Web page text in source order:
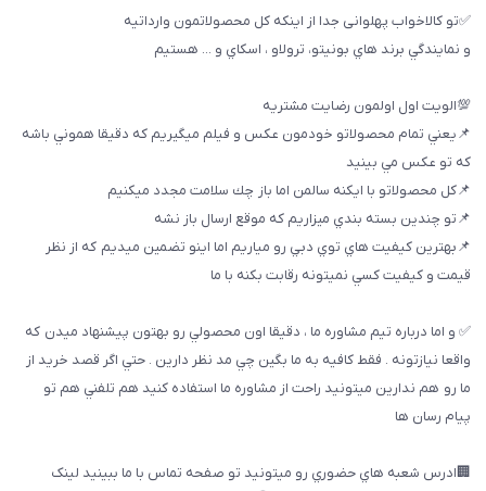
✅تو كالاخواب پهلوانى جدا از اينكه كل محصولاتمون وارداتيه
و نمايندگي برند هاي بونيتو، ترولاو ، اسكاي و ... هستيم
💯الويت اول اولمون رضايت مشتريه
📌يعني تمام محصولاتو خودمون عكس و فيلم ميگيريم كه دقيقا هموني باشه
كه تو عكس مي بينيد
📌كل محصولاتو با ايكنه سالمن اما باز چك سلامت مجدد ميكنيم
📌تو چندين بسته بندي ميزاريم كه موقع ارسال باز نشه
📌بهترين كيفيت هاي توي دبي رو مياريم اما اينو تضمين ميديم كه از نظر
قيمت و كيفيت كسي نميتونه رقابت بكنه با ما
✅ و اما درباره تيم مشاوره ما ، دقيقا اون محصولي رو بهتون پيشنهاد ميدن كه
واقعا نيازتونه . فقط كافيه به ما بگين چي مد نظر دارين . حتي اگر قصد خريد از
ما رو هم ندارين ميتونيد راحت از مشاوره ما استفاده كنيد هم تلفني هم تو
پيام رسان ها
🏢ادرس شعبه هاي حضوري رو ميتونيد تو صفحه تماس با ما ببینيد لینک